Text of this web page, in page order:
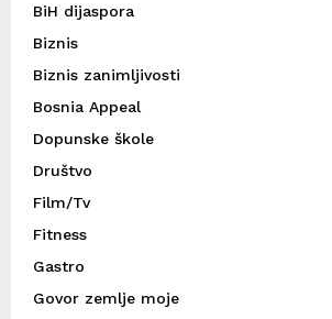
BiH dijaspora
Biznis
Biznis zanimljivosti
Bosnia Appeal
Dopunske škole
Društvo
Film/Tv
Fitness
Gastro
Govor zemlje moje